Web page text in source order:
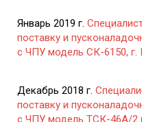
Январь 2019 г.
поставку и
с ЧПУ модель СК-6150, г.
Декабрь 2018 г.
поставку и
с ЧПУ модель ТСК-46А/2